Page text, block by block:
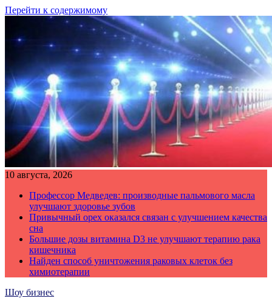
Перейти к содержимому
10 августа, 2026
Профессор Медведев: производные пальмового масла
улучшают здоровье зубов
Привычный орех оказался связан с улучшением качества
сна
Большие дозы витамина D3 не улучшают терапию рака
кишечника
Найден способ уничтожения раковых клеток без
химиотерапии
Шоу бизнес